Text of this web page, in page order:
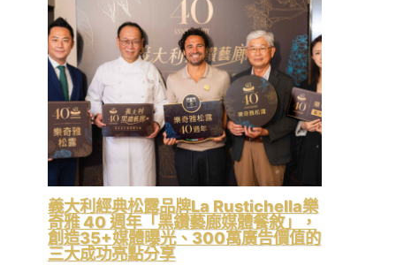
義大利經典松露品牌La Rustichella樂
奇雅 40 週年「黑鑽藝廊媒體餐敘」，
創造35+媒體曝光、300萬廣告價值的
三大成功亮點分享